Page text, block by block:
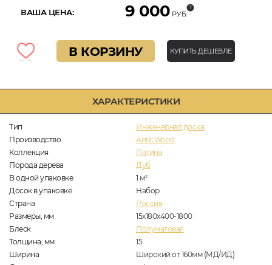
ХАРАКТЕРИСТИКИ
Тип
Инженерная доска
Производство
AnticWood
Коллекция
Патина
Порода дерева
Дуб
В одной упаковке
1 м2
Досок в упаковке
Набор
Страна
Россия
Размеры, мм
15x180x400-1800
Блеск
Полуматовая
Толщина, мм
15
Ширина
Широкий от 160мм (МД/ИД)
ВАША ЦЕНА: 9 000 РУБ.
В КОРЗИНУ КУПИТЬ ДЕШЕВЛЕ